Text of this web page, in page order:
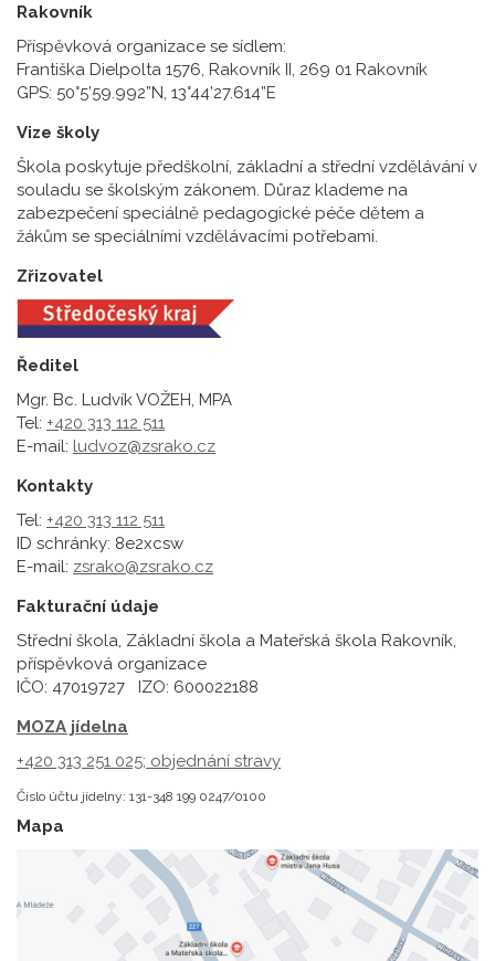
Rakovník
Příspěvková organizace se sídlem:
Františka Dielpolta 1576, Rakovník II, 269 01 Rakovník
GPS: 50°5’59.992”N, 13°44’27.614”E
Vize školy
Škola poskytuje předškolní, základní a střední vzdělávání v
souladu se školským zákonem. Důraz klademe na
zabezpečení speciálně pedagogické péče dětem a
žákům se speciálními vzdělávacími potřebami.
Zřizovatel
Ředitel
Mgr. Bc. Ludvík VOŽEH, MPA
Tel: +420 313 112 511
E-mail: ludvoz@zsrako.cz
Kontakty
Tel: +420 313 112 511
ID schránky: 8e2xcsw
E-mail: zsrako@zsrako.cz
Fakturační údaje
Střední škola, Základní škola a Mateřská škola Rakovník,
příspěvková organizace
IČO: 47019727 IZO: 600022188
MOZA jídelna
+420 313 251 025; objednání stravy
Číslo účtu jídelny: 131-348 199 0247/0100
Mapa